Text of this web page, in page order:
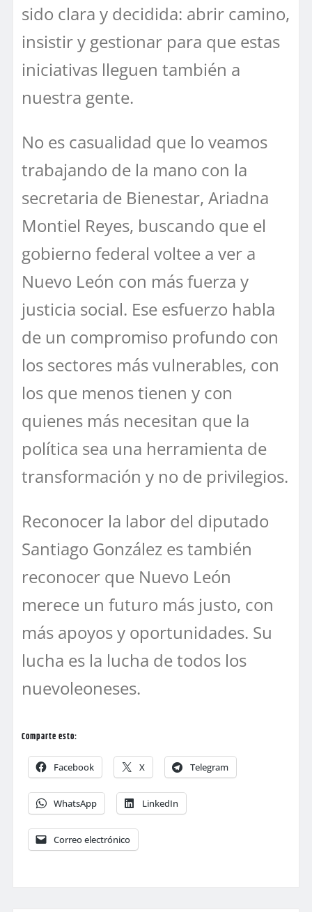
sido clara y decidida: abrir camino,
insistir y gestionar para que estas
iniciativas lleguen también a
nuestra gente.
No es casualidad que lo veamos
trabajando de la mano con la
secretaria de Bienestar, Ariadna
Montiel Reyes, buscando que el
gobierno federal voltee a ver a
Nuevo León con más fuerza y
justicia social. Ese esfuerzo habla
de un compromiso profundo con
los sectores más vulnerables, con
los que menos tienen y con
quienes más necesitan que la
política sea una herramienta de
transformación y no de privilegios.
Reconocer la labor del diputado
Santiago González es también
reconocer que Nuevo León
merece un futuro más justo, con
más apoyos y oportunidades. Su
lucha es la lucha de todos los
nuevoleoneses.
Comparte esto:
Facebook X Telegram
WhatsApp LinkedIn
Correo electrónico